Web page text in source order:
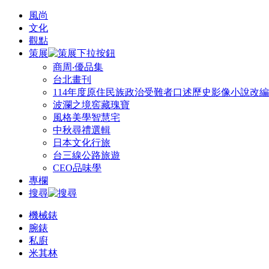
風尚
文化
觀點
策展
商周‧優品集
台北畫刊
114年度原住民族政治受難者口述歷史影像小說改
波瀾之境窖藏瑰寶
風格美學智慧宅
中秋尋禮選輯
日本文化行旅
台三線公路旅遊
CEO品味學
專欄
搜尋
機械錶
腕錶
私廚
米其林